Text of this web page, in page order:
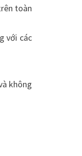
toàn
với các
không